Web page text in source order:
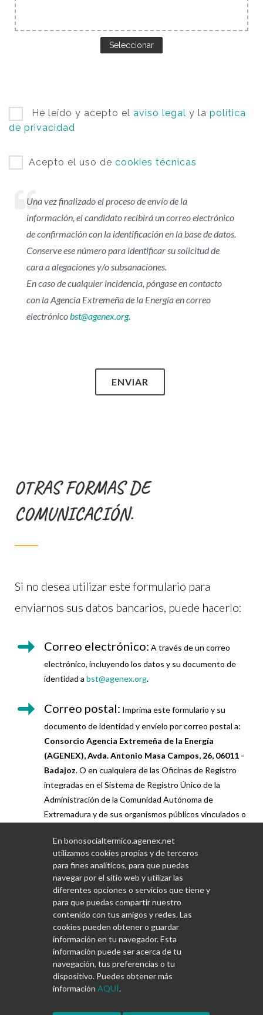
Seleccionar
He leído y acepto el aviso legal y la política
de privacidad
Acepto el uso de cookies técnicas
Una vez finalizado el proceso de envío de la
información, el candidato recibirá un correo electrónico
de confirmación con la identificación en la base de datos.
Conserve ese número para identificar su solicitud de
cara a alegaciones y/o subsanaciones.
En caso de cualquier incidencia, póngase en contacto
con la Agencia Extremeña de la Energía en correo
electrónicobst@agenex.org.
ENVIAR
OTRAS FORMAS DE
COMUNICACIÓN.
Si no desea utilizar este formulario para
enviarnos sus datos bancarios, puede hacerlo:
Correo electrónico: A través de un correo
electrónico, incluyendo los datos y su documento de
identidad a bst@agenex.org.
Correo postal: Imprima este formulario y su
documento de identidad y envíelo por correo postal a:
Consorcio Agencia Extremeña de la Energía
(AGENEX), Avda. Antonio Masa Campos, 26, 06011 -
Badajoz. O en cualquiera de las Oficinas de Registro
integradas en el Sistema de Registro Único de la
Administración de la Comunidad Autónoma de
Extremadura y de sus organismos públicos vinculados o
en el artículo 16.4 de la Ley 39/2015, de 1 de octubre,
del Procedimiento Administrativo Común de las
Administraciones Públicas.
En bonosocialtermico.agenex.net
utilizamos cookies propias y de terceros
para fines analíticos, para que puedas
navegar por el sitio web y utilizar las
diferentes opciones o servicios que tiene y
para que puedas compartir nuestro
contenido con tus amigos y redes. Las
cookies pueden obtener o guardar
información en tu navegador. Esta
información puede ser acerca de tu
navegación, tus preferencias o tu
dispositivo. Puedes obtener más
información AQUÍ.